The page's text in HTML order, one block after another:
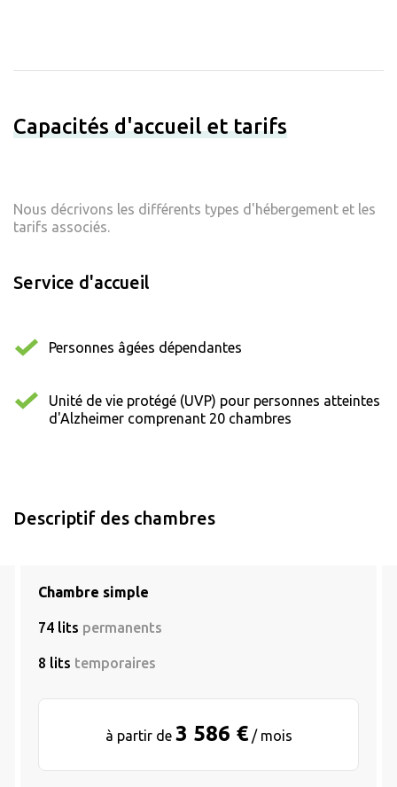
Capacités d'accueil et tarifs
Nous décrivons les différents types d'hébergement et les
tarifs associés.
Service d'accueil
Personnes âgées dépendantes
Unité de vie protégé (UVP) pour personnes atteintes
d'Alzheimer comprenant 20 chambres
Descriptif des chambres
Chambre simple
74 lits permanents
8 lits temporaires
à partir de 3 586 €/ mois